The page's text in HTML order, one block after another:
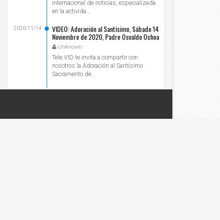
internacional de noticias, especializada
en la activida...
VIDEO: Adoración al Santísimo, Sábado 14
Noviembre de 2020, Padre Osvaldo Ochoa
- Tele VID
Unknown
2020/11/14
Tele VID te invita a compartir con
nosotros la Adoración al Santísimo
Sacramento de...